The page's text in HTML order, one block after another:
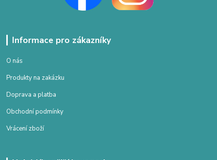
Informace pro zákazníky
O nás
Produkty na zakázku
Doprava a platba
Obchodní podmínky
Vrácení zboží